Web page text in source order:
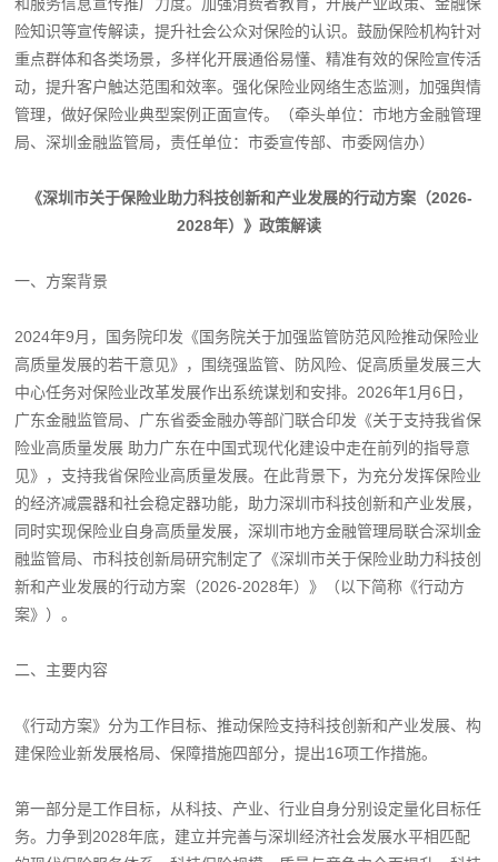
险知识等宣传解读，提升社会公众对保险的认识。鼓励保险机构针对
重点群体和各类场景，多样化开展通俗易懂、精准有效的保险宣传活
动，提升客户触达范围和效率。强化保险业网络生态监测，加强舆情
管理，做好保险业典型案例正面宣传。（牵头单位：市地方金融管理
局、深圳金融监管局，责任单位：市委宣传部、市委网信办）
《深圳市关于保险业助力科技创新和产业发展的行动方案（2026-
2028年）》政策解读
一、方案背景
2024年9月，国务院印发《国务院关于加强监管防范风险推动保险业
高质量发展的若干意见》，围绕强监管、防风险、促高质量发展三大
中心任务对保险业改革发展作出系统谋划和安排。2026年1月6日，
广东金融监管局、广东省委金融办等部门联合印发《关于支持我省保
险业高质量发展 助力广东在中国式现代化建设中走在前列的指导意
见》，支持我省保险业高质量发展。在此背景下，为充分发挥保险业
的经济减震器和社会稳定器功能，助力深圳市科技创新和产业发展，
同时实现保险业自身高质量发展，深圳市地方金融管理局联合深圳金
融监管局、市科技创新局研究制定了《深圳市关于保险业助力科技创
新和产业发展的行动方案（2026-2028年）》（以下简称《行动方
案》）。
二、主要内容
《行动方案》分为工作目标、推动保险支持科技创新和产业发展、构
建保险业新发展格局、保障措施四部分，提出16项工作措施。
第一部分是工作目标，从科技、产业、行业自身分别设定量化目标任
务。力争到2028年底，建立并完善与深圳经济社会发展水平相匹配